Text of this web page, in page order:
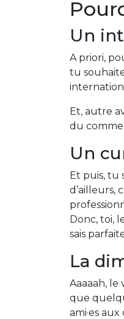
Un
A priori,
tu
Et, autre
du
Un
Et puis, tu
d’ailleurs,
Donc, toi,
sais
La
Aaaaah,
que
ami·es